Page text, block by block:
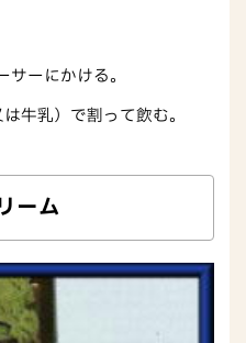
ーにかける。
牛乳）で割って飲む。
ーム